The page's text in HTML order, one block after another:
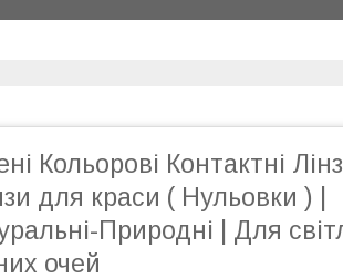
Кольорові Контактні
для краси ( Нульовки ) |
Природні | Для
очей